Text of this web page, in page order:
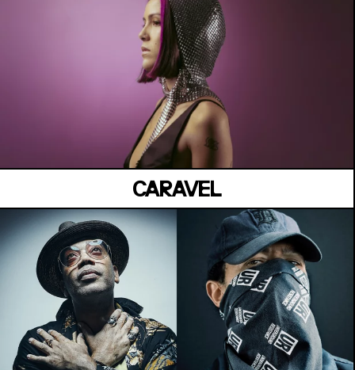
CARAVEL
BELVÉDÈRE CESÁRIA ÉVORA
Jeudi 02 Juillet
MANOIR DE KEROUAL